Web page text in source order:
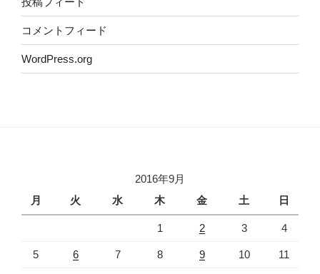
コメントフィード
WordPress.org
2016年9月
月
火 水 木 金 土 日
1 2 3 4
5 6 7 8 9 10 11